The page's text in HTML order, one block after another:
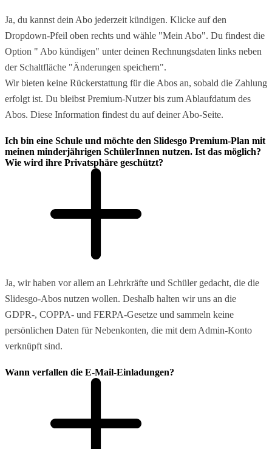
Ja, du kannst dein Abo jederzeit kündigen. Klicke auf den
Dropdown-Pfeil oben rechts und wähle "Mein Abo". Du findest die
Option " Abo kündigen" unter deinen Rechnungsdaten links neben
der Schaltfläche "Änderungen speichern".
Wir bieten keine Rückerstattung für die Abos an, sobald die Zahlung
erfolgt ist. Du bleibst Premium-Nutzer bis zum Ablaufdatum des
Abos. Diese Information findest du auf deiner Abo-Seite.
Ich bin eine Schule und möchte den Slidesgo Premium-Plan mit
meinen minderjährigen SchülerInnen nutzen. Ist das möglich?
Wie wird ihre Privatsphäre geschützt?
Ja, wir haben vor allem an Lehrkräfte und Schüler gedacht, die die
Slidesgo-Abos nutzen wollen. Deshalb halten wir uns an die
GDPR-, COPPA- und FERPA-Gesetze und sammeln keine
persönlichen Daten für Nebenkonten, die mit dem Admin-Konto
verknüpft sind.
Wann verfallen die E-Mail-Einladungen?